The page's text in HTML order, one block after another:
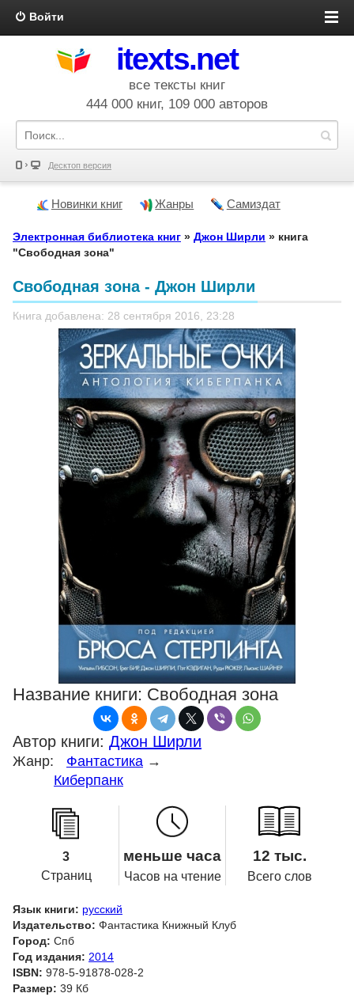
Войти
itexts.net
все тексты книг
444 000 книг, 109 000 авторов
Десктоп версия
Новинки книг Жанры Самиздат
Электронная библиотека книг » Джон Ширли » книга
"Свободная зона"
Свободная зона - Джон Ширли
Книга добавлена: 28 сентября 2016, 23:28
Название книги: Свободная зона
Автор книги: Джон Ширли
Жанр: Фантастика →
Киберпанк
3
Страниц
меньше часа
Часов на чтение
12 тыс.
Всего слов
Язык книги: русский
Издательство: Фантастика Книжный Клуб
Город: Спб
Год издания: 2014
ISBN: 978-5-91878-028-2
Размер: 39 Кб